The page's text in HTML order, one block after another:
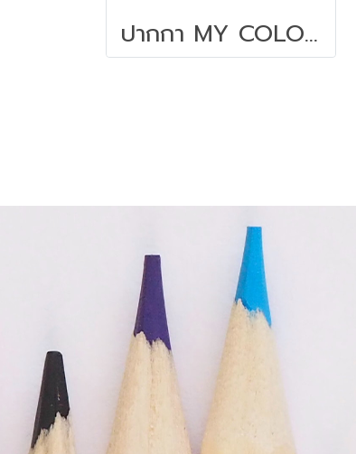
ปากกา MY COLOR 2 หัว DONG-A NO MC2.56 สีม่วงอมชมพูอ่อน